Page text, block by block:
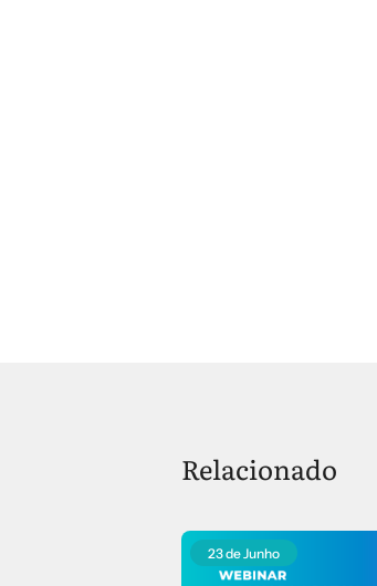
Relacionado
23 de Junho